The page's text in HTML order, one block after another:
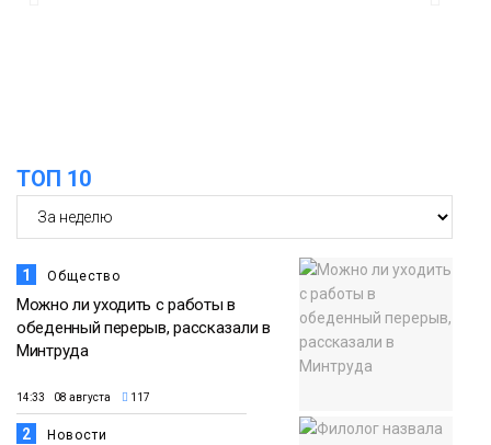
Новости
ТОП 10
1 Общество
Можно ли уходить с работы в
обеденный перерыв, рассказали в
Минтруда
14:33 08 августа 117
2 Новости